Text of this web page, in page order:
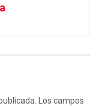
Los campos